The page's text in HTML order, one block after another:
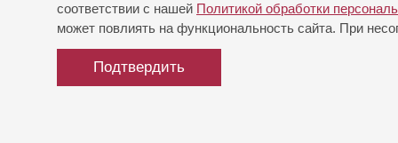
соответствии с нашей Политикой обработки
может повлиять на функциональность сайта. При
Подтвердить